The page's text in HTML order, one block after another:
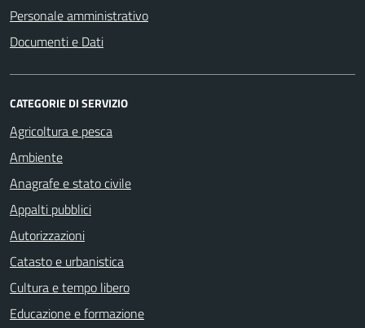
Personale amministrativo
Documenti e Dati
CATEGORIE DI SERVIZIO
Agricoltura e pesca
Ambiente
Anagrafe e stato civile
Appalti pubblici
Autorizzazioni
Catasto e urbanistica
Cultura e tempo libero
Educazione e formazione